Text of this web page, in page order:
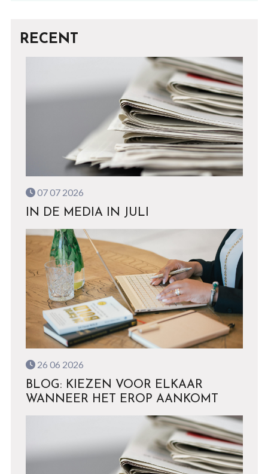
RECENT
07 07 2026
IN DE MEDIA IN JULI
26 06 2026
BLOG: KIEZEN VOOR ELKAAR
WANNEER HET EROP AANKOMT